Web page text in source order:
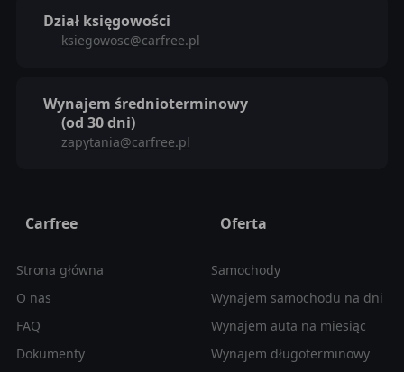
Dział księgowości
ksiegowosc@carfree.pl
Wynajem średnioterminowy
(od 30 dni)
zapytania@carfree.pl
Carfree
Strona główna
O nas
FAQ
Dokumenty
Oferta
Samochody
Wynajem samochodu na dni
Wynajem auta na miesiąc
Wynajem długoterminowy